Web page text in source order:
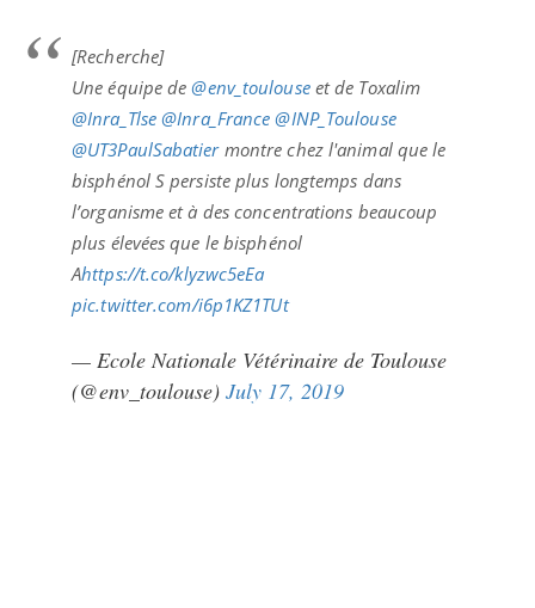
[Recherche]
Une équipe de@env_toulouseet de Toxalim
@Inra_Tlse @Inra_France @INP_Toulouse
@UT3PaulSabatiermontre chez l'animal que le
bisphénol S persiste plus longtemps dans
l’organisme et à des concentrations beaucoup
plus élevées que le bisphénol
Ahttps://t.co/klyzwc5eEa
pic.twitter.com/i6p1KZ1TUt
— Ecole Nationale Vétérinaire de Toulouse
(@env_toulouse) July 17, 2019